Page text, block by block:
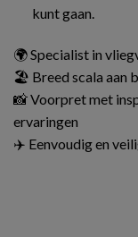
kunt gaan.
🌍 Specialist in
🏖️ Breed scala aan
📸 Voorpret met
ervaringen
✈️ Eenvoudig en